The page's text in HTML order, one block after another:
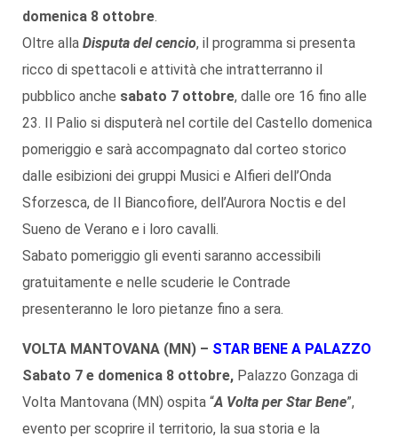
domenica 8 ottobre.
Oltre alla Disputa del cencio, il programma si presenta
ricco di spettacoli e attività che intratterranno il
pubblico anche sabato 7 ottobre, dalle ore 16 fino alle
23. Il Palio si disputerà nel cortile del Castello domenica
pomeriggio e sarà accompagnato dal corteo storico
dalle esibizioni dei gruppi Musici e Alfieri dell’Onda
Sforzesca, de Il Biancofiore, dell’Aurora Noctis e del
Sueno de Verano e i loro cavalli.
Sabato pomeriggio gli eventi saranno accessibili
gratuitamente e nelle scuderie le Contrade
presenteranno le loro pietanze fino a sera.
VOLTA MANTOVANA (MN) – STAR BENE A PALAZZO
Sabato 7 e domenica 8 ottobre, Palazzo Gonzaga di
Volta Mantovana (MN) ospita “A Volta per Star Bene”,
evento per scoprire il territorio, la sua storia e la